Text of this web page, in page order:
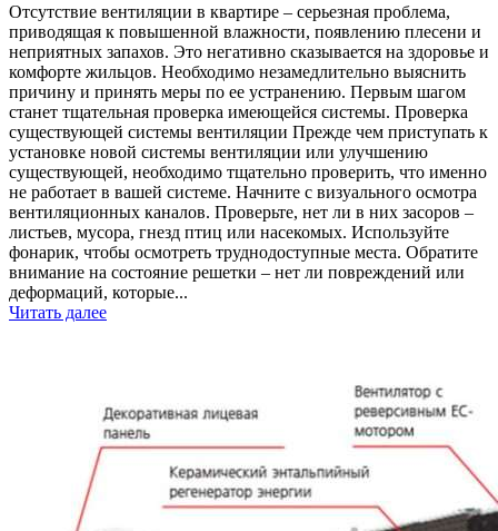
Отсутствие вентиляции в квартире – серьезная проблема,
приводящая к повышенной влажности, появлению плесени и
неприятных запахов. Это негативно сказывается на здоровье и
комфорте жильцов. Необходимо незамедлительно выяснить
причину и принять меры по ее устранению. Первым шагом
станет тщательная проверка имеющейся системы. Проверка
существующей системы вентиляции Прежде чем приступать к
установке новой системы вентиляции или улучшению
существующей, необходимо тщательно проверить, что именно
не работает в вашей системе. Начните с визуального осмотра
вентиляционных каналов. Проверьте, нет ли в них засоров –
листьев, мусора, гнезд птиц или насекомых. Используйте
фонарик, чтобы осмотреть труднодоступные места. Обратите
внимание на состояние решетки – нет ли повреждений или
деформаций, которые...
Читать далее